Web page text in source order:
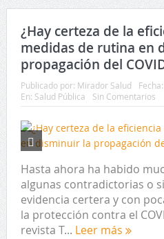
¿Hay certeza de la
medidas de rutina en
propagación del
Publicado por: Mirador Salud Fecha:
En: Salud Pública Sin Comentarios
Hasta ahora ha habido
algunas contradictorias o
evidencia certera y con
la protección contra el
revista T... Leer más